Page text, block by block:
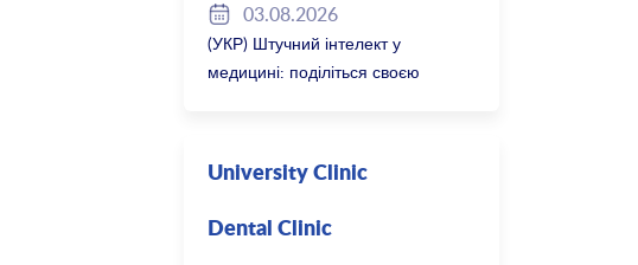
Баварія 2027/28
03.08.2026
(УКР) Штучний інтелект у
медицині: поділіться своєю
University Clinic
Dental Clinic